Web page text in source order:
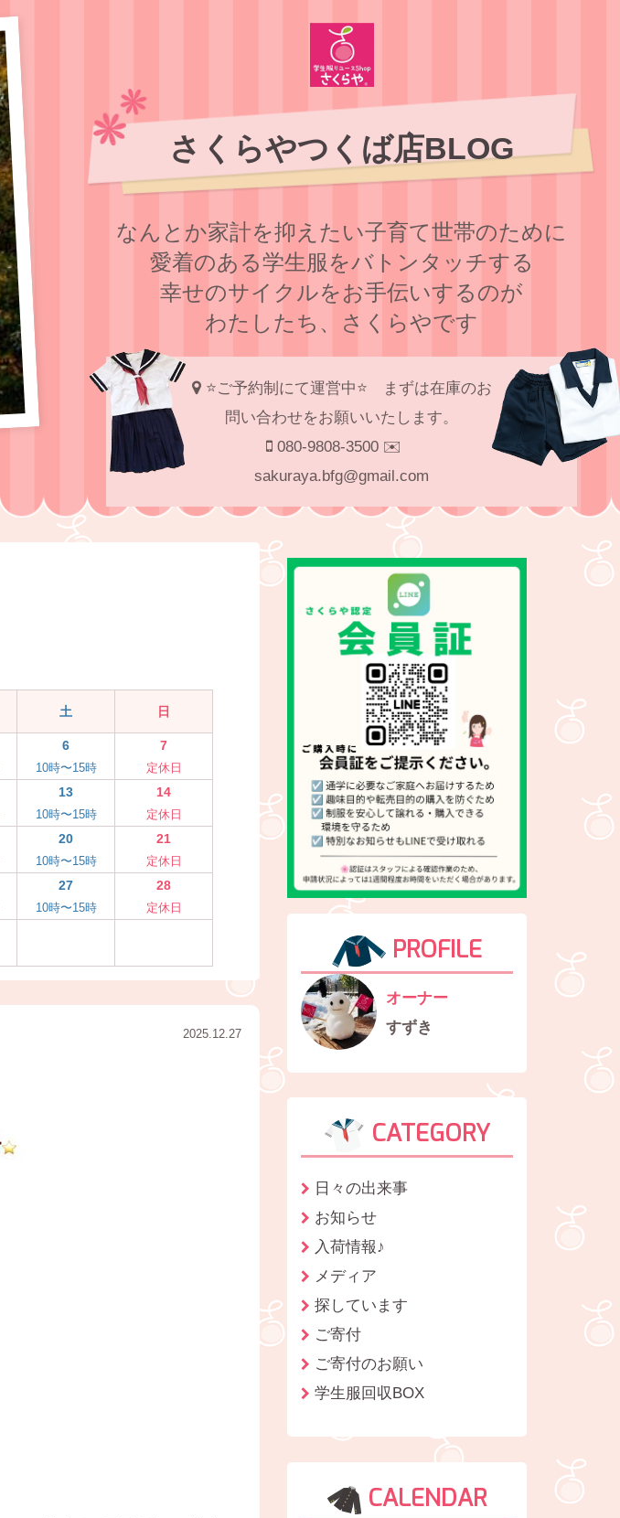
さくらやつくば店BLOG
なんとか家計を抑えたい子育て世帯のために
愛着のある学⽣服をバトンタッチする
幸せのサイクルをお⼿伝いするのが
わたしたち、さくらやです
⭐️ご予約制にて運営中⭐️ まずは在庫のお
問い合わせをお願いいたします。
080-9808-3500 ✉️
sakuraya.bfg@gmail.com
土 日
6
10時〜15時
7
定休日
13
10時〜15時
14
定休日
20
10時〜15時
21
定休日
27
10時〜15時
28
定休日
2025.12.27
PROFILE
オーナー
すずき
CATEGORY
日々の出来事
お知らせ
入荷情報♪
メディア
探しています
ご寄付
ご寄付のお願い
学生服回収BOX
CALENDAR